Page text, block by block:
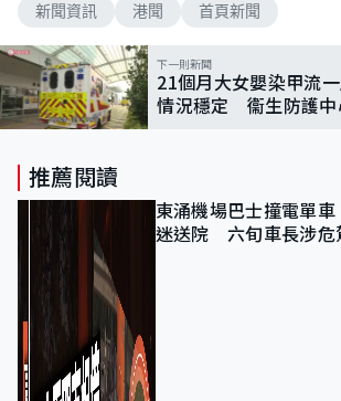
新聞資訊 港聞 首頁新聞
下一則新聞
21個月大女嬰染甲流
情況穩定 衞生防護中
推薦閱讀
東涌機場巴士撞電單
迷送院 六旬車長涉危